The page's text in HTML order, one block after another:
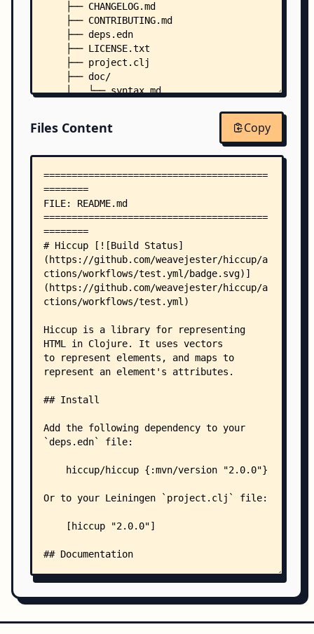
    ├── CHANGELOG.md
    ├── CONTRIBUTING.md
    ├── deps.edn
    ├── LICENSE.txt
    ├── project.clj
    ├── doc/
    │   └── syntax.md
    │       └── hiccup/
    │               ├── config.edn
    │               └── hiccup/
    │                   └── hooks.clj
    ├── src/
    │   ├── hiccup/
    │   │   ├── compiler.clj
    │   │   ├── core.clj
    │   │   ├── def.clj
    │   │   ├── element.clj
    │   │   ├── form.clj
    │   │   ├── middleware.clj
    │   │   └── util.clj
    │   └── hiccup2/
    │       └── core.clj
    ├── test/
    │   │   ├── compiler_test.clj
    │   │   ├── def_test.clj
    │   │   ├── element_test.clj
    │   │   ├── middleware_test.clj
    │   │   └── util_test.clj
    │       ├── core_test.clj
    ├── .clj-kondo/
    └── .github/
        └── workflows/
Files Content Copy